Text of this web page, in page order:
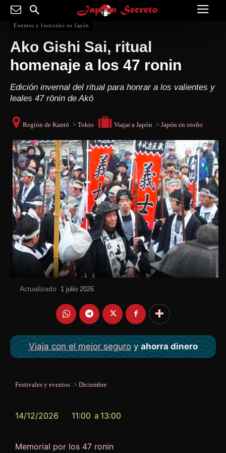
Eventos y festivales en Japón
Ako Gishi Sai, ritual
homenaje a los 47 ronin
Edición invernal del ritual para honrar a los valientes y
leales 47 rōnin de Akō
Región de Kantō > Tokio Viajar a Japón > Japón en otoño
Actualizado 1 julio 2026
Viaja con el mejor seguroy ahorra dinero
Festivales y eventos > Diciembre
14/12/2026 11:00 a 13:00
Memorial por los 47 ronin